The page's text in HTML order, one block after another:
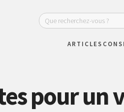
ARTICLES
pour un